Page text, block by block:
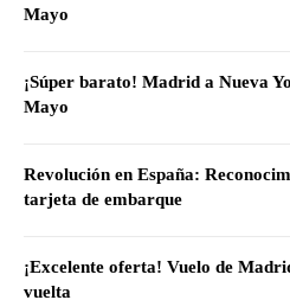
Mayo
¡Súper barato! Madrid a Nueva
Mayo
Revolución en España:
tarjeta de embarque
¡Excelente oferta! Vuelo de
vuelta